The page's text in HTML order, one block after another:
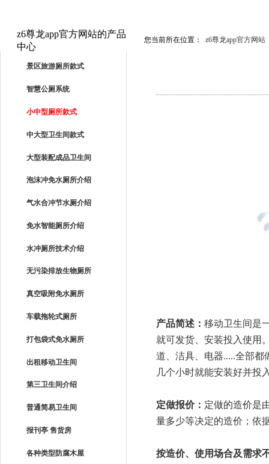
z6尊龙app官方网站的产品
中心
景区旅游厕所款式
智慧公厕系统
小中型厕所款式
中大型卫生间款式
大型装配成品卫生间
泡沫冲免水厕所介绍
气水合冲节水厕介绍
免水智能厕所介绍
水冲厕所技术介绍
无污染排放生物厕所
真空吸附免水厕所
车载拖轮式厕所
打包袋式免水厕所
出租移动卫生间
第三卫生间介绍
普通简易卫生间
报刊亭 售货房
各种类型防腐木屋
您当前所在位置： z6尊龙app官方网站
产品简述： 移动卫生间是
就可发货、安装投入使用
道、洁具、电器.....全部
几个小时就能安装好并投
定做报价： 定做的造价是
量多少等决定的造价；依
按造价、使用场合及需求